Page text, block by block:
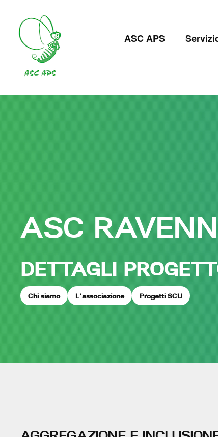
contenuto
principale
ASC APS
ASC
DETTAGLI
Chi siamo L'associazione Progetti SCU